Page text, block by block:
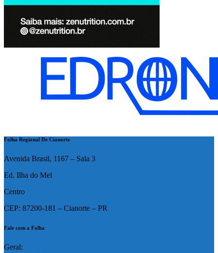
Folha Regional De Cianorte
Avenida Brasil, 1167 – Sala 3
Ed. Ilha do Mel
Centro
CEP: 87200-181 – Cianorte – PR
Fale com a Folha
Geral: